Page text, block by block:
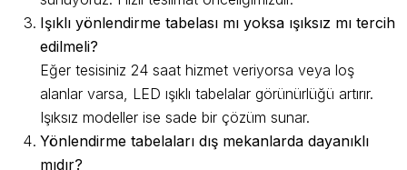
Işıklı yönlendirme tabelası mı yoksa ışıksız mı tercih
edilmeli?
Eğer tesisiniz 24 saat hizmet veriyorsa veya loş
alanlar varsa, LED ışıklı tabelalar görünürlüğü artırır.
Işıksız modeller ise sade bir çözüm sunar.
Yönlendirme tabelaları dış mekanlarda dayanıklı
mıdır?